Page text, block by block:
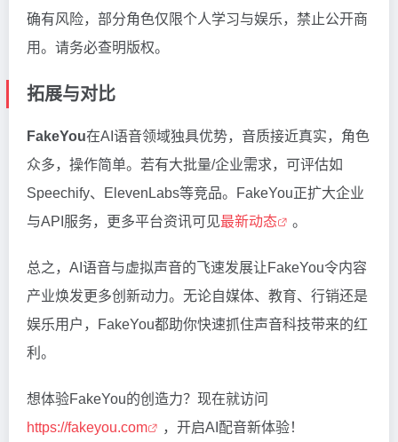
确有风险，部分角色仅限个人学习与娱乐，禁止公开商
用。请务必查明版权。
拓展与对比
FakeYou在AI语音领域独具优势，音质接近真实，角色
众多，操作简单。若有大批量/企业需求，可评估如
Speechify、ElevenLabs等竞品。FakeYou正扩大企业
与API服务，更多平台资讯可见最新动态 。
总之，AI语音与虚拟声音的飞速发展让FakeYou令内容
产业焕发更多创新动力。无论自媒体、教育、行销还是
娱乐用户，FakeYou都助你快速抓住声音科技带来的红
利。
想体验FakeYou的创造力？现在就访问
https://fakeyou.com
，开启AI配音新体验！